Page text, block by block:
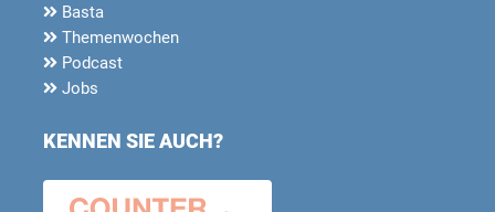
Basta
Themenwochen
Podcast
Jobs
KENNEN SIE AUCH?